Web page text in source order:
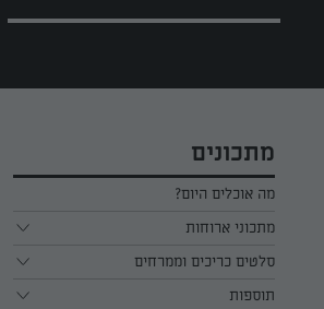
מתכונים
מה אוכלים היום?
מתכוני ארוחות
ארוחת בוקר
ארוחת צהריים
סלטים כריכים וממרחים
כל הסלטים כריכים וממרחים
תוספות